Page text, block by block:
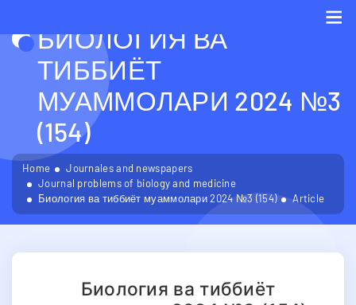
БИОЛОГИЯ ВА
ТИББИЁТ
МУАММОЛАРИ 2024 №3
(154)
Home
Journales and newspapers
Journal problems of biology and medicine
Биология ва тиббиёт муаммолари 2024 №3 (154)
Article
Биология ва тиббиёт